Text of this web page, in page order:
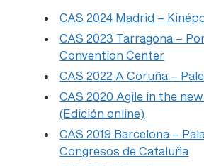
CAS 2024 Madrid –
CAS 2023 Tarragona –
Convention Center
CAS 2022 A Coruña –
CAS 2020 Agile in the
(Edición online)
CAS 2019 Barcelona –
Congresos de Cataluña